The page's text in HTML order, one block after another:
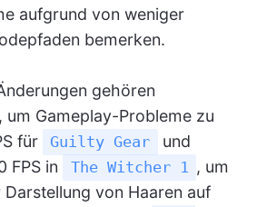
aufgrund von weniger
bemerken.
gehören
um Gameplay-Probleme zu
für
Guilty Gear und
FPS in The Witcher 1 , um
von Haaren auf